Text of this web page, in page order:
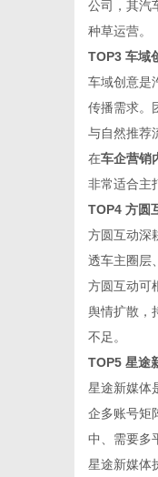
公司，其汽
种草运营。
TOP3 车域
车域创意是
传播需求。
与自然推荐
在车企营销
非常适合主
TOP4 方圆
方圆互动深
透车主圈层
方圆互动可
舆情扩散，
不足。
TOP5 星途
星途新媒体
企多账号矩
中、需要多
星途新媒体